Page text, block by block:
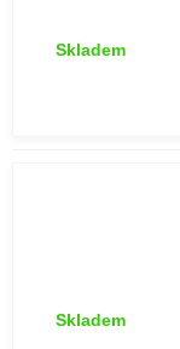
Skladem
Skladem